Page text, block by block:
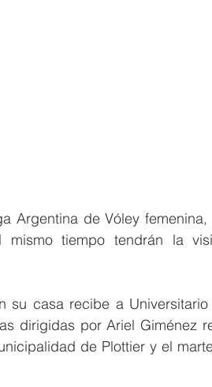
Argentina de Vóley
tiempo tendrán la
su casa recibe a
dirigidas por Ariel Giménez
de Plottier y el